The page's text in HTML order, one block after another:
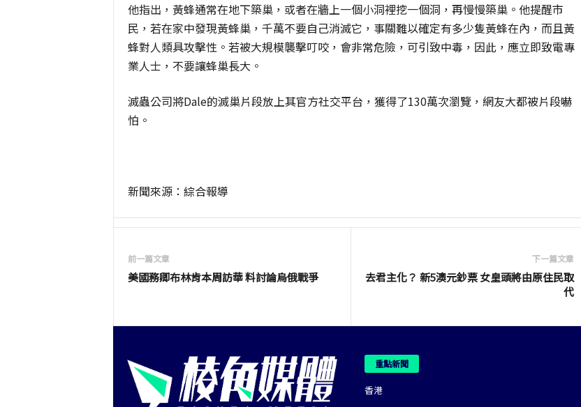
他指出，黃蜂通常在地下築巢，或者在牆上一個小洞裡挖一個洞，再慢慢築巢。他提醒市
民，若在家中發現黃蜂巢，千萬不要自己消滅它，事關難以確定有多少隻黃蜂在內，而且黃
蜂對人類具攻擊性。若被大規模襲擊叮咬，會非常危險，可引致中毒，因此，應立即致電專
業人士，不要讓蜂巢長大。
滅蟲公司將Dale的滅巢片段放上其官方社交平台，獲得了130萬次瀏覽，網友大都被片段嚇
怕。
新聞來源：綜合報導
前一篇文章
美國務卿布林肯本周訪華 料討論烏俄戰爭
下一篇文章
去君主化？ 新5澳元鈔票 女皇頭將由原住民取
代
重點新聞
香港